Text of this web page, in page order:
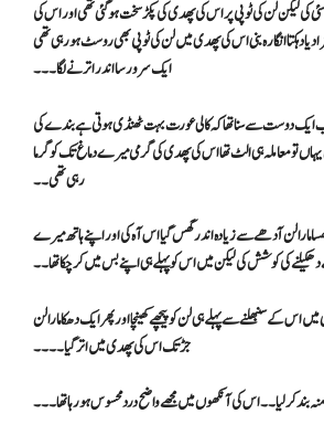
کی لیکن لن کی ٹوپی پر اس کی پھدی کی پکڑ سخت ہو گئی تھی اور اس کی
دہکتا انگارہ بنی اس کی پھدی میں لن کی ٹوپی بھی روسٹ ہو رہی تھی
ایک سرور سا اندر اترنے لگا۔۔۔
ایک دوست سے سنا تھا کہ کالی عورت بہت ٹھنڈی ہوتی ہے بندے کی
تو معاملہ ہی الٹ تھا اس کی پھدی کی گرمی میرے دماغ تک کو گرما
رہی تھی۔۔
مارا لن آدھے سے زیادہ اندر گھس گیا اس آہ کی اور اپنے ہاتھ میرے
دھکیلنے کی کوشش کی لیکن میں اس کو پہلے ہی اپنے بس میں کر چکا تھا۔۔
کے سنبھلنے سے پہلے ہی لن کو پیچھے کھینچا اور پھر ایک دھکا مارا لن
جڑ تک اس کی پھدی میں اتر گیا۔۔۔۔
منہ بند کر لیا ۔۔ اس کی آنکھوں میں مجھے واضح درد محسوس ہو رہا تھا۔۔۔